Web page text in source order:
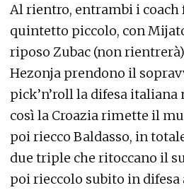
Al rientro, entrambi i coach
quintetto piccolo, con
riposo Zubac (non
Hezonja prendono il
pick’n’roll la difesa italiana
così la Croazia rimette il
poi riecco Baldasso, in
due triple che ritoccano il
poi rieccolo subito in difesa